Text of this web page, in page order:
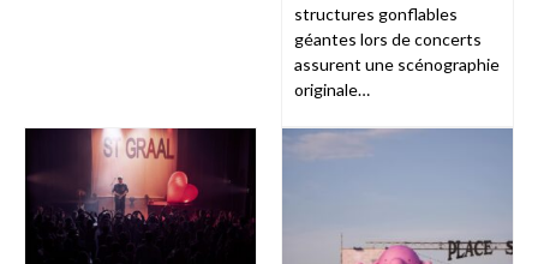
structures gonflables
géantes lors de concerts
assurent une scénographie
originale…